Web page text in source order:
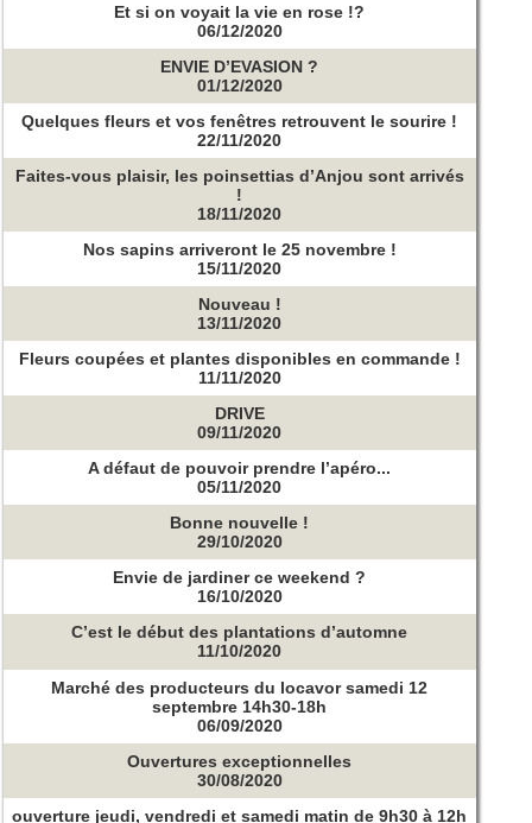
Et si on voyait la vie en rose !?
06/12/2020
ENVIE D’EVASION ?
01/12/2020
Quelques fleurs et vos fenêtres retrouvent le sourire !
22/11/2020
Faites-vous plaisir, les poinsettias d’Anjou sont arrivés
!
18/11/2020
Nos sapins arriveront le 25 novembre !
15/11/2020
Nouveau !
13/11/2020
Fleurs coupées et plantes disponibles en commande !
11/11/2020
DRIVE
09/11/2020
A défaut de pouvoir prendre l’apéro...
05/11/2020
Bonne nouvelle !
29/10/2020
Envie de jardiner ce weekend ?
16/10/2020
C’est le début des plantations d’automne
11/10/2020
Marché des producteurs du locavor samedi 12
septembre 14h30-18h
06/09/2020
Ouvertures exceptionnelles
30/08/2020
ouverture jeudi, vendredi et samedi matin de 9h30 à 12h